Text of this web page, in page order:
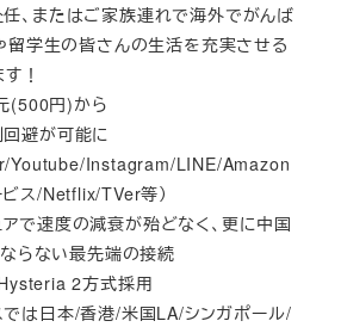
、またはご家族連れで海外でがんば
留学生の皆さんの生活を充実させる
！
(500円)から
避が可能に
Youtube/Instagram/LINE/Amazon
ス/Netflix/TVer等）
で速度の減衰が殆どなく、更に中国
らない最先端の接続
2方式採用
では日本/香港/米国LA/シンガポール/